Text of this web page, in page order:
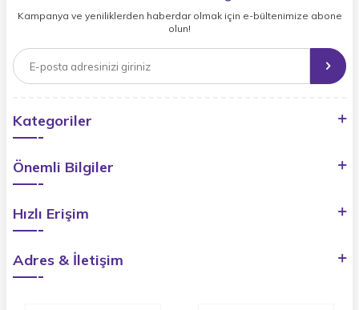
Kampanya ve yeniliklerden haberdar olmak için e-bültenimize abone
olun!
Kategoriler
Önemli Bilgiler
Hızlı Erişim
Adres & İletişim